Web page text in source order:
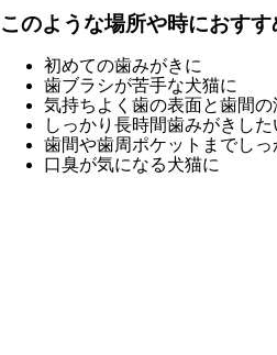
このような場所や時におすす
初めての歯みがきに
歯ブラシが苦手な犬猫に
気持ちよく歯の表面と歯間
しっかり長時間歯みがきした
歯間や歯周ポケットまでし
口臭が気になる犬猫に